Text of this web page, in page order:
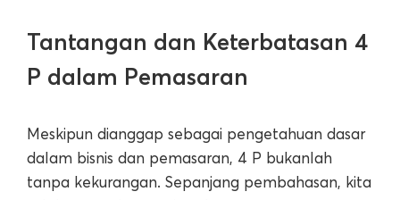
Tantangan dan Keterbatasan 4
P dalam Pemasaran
Meskipun dianggap sebagai pengetahuan dasar
dalam bisnis dan pemasaran, 4 P bukanlah
tanpa kekurangan. Sepanjang pembahasan, kita